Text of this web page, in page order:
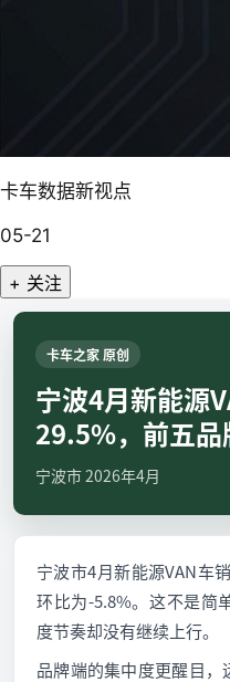
卡车数据新视点
05-21
+ 关注
卡车之家 原创
宁波4月新能源
29.5%，前五
宁波市 2026年4月
宁波市4月新能源VAN车
环比为-5.8%。这不是简
度节奏却没有继续上行。
品牌端的集中度更醒目